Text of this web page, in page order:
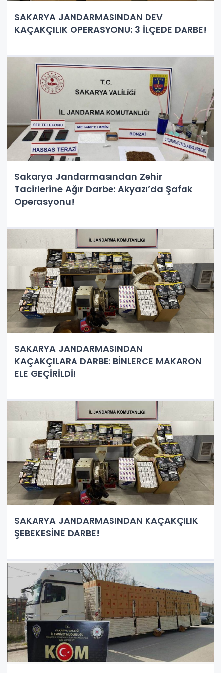
SAKARYA JANDARMASINDAN DEV
KAÇAKÇILIK OPERASYONU: 3 İLÇEDE DARBE!
Sakarya Jandarmasından Zehir
Tacirlerine Ağır Darbe: Akyazı’da Şafak
Operasyonu!
SAKARYA JANDARMASINDAN
KAÇAKÇILARA DARBE: BİNLERCE MAKARON
ELE GEÇİRİLDİ!
SAKARYA JANDARMASINDAN KAÇAKÇILIK
ŞEBEKESİNE DARBE!